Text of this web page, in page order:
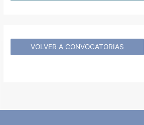
VOLVER A CONVOCATORIAS